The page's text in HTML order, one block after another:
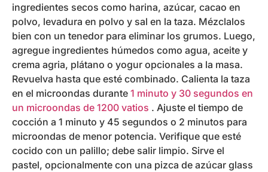
ingredientes secos como harina, azúcar, cacao en
polvo, levadura en polvo y sal en la taza. Mézclalos
bien con un tenedor para eliminar los grumos. Luego,
agregue ingredientes húmedos como agua, aceite y
crema agria, plátano o yogur opcionales a la masa.
Revuelva hasta que esté combinado. Calienta la taza
en el microondas durante 1 minuto y 30 segundos en
un microondas de 1200 vatios . Ajuste el tiempo de
cocción a 1 minuto y 45 segundos o 2 minutos para
microondas de menor potencia. Verifique que esté
cocido con un palillo; debe salir limpio. Sirve el
pastel, opcionalmente con una pizca de azúcar glass